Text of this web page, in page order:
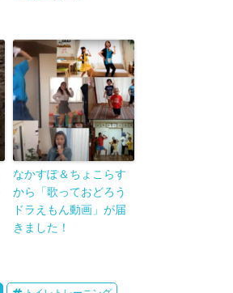
なかすぽ＆ちょこらす
から「歌っておどろう
ドラえもん動画」が届
きました！